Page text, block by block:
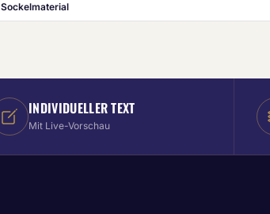
Sockelmaterial
INDIVIDUELLER TEXT
Mit Live-Vorschau